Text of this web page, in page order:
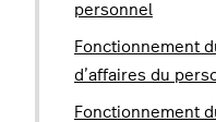
personnel
Fonctionnement
d’affaires du
Fonctionnement